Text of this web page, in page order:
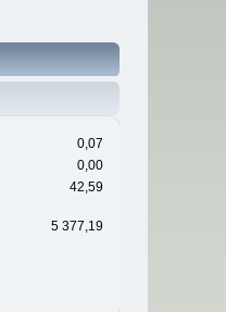
0,07
0,00
42,59
5 377,19